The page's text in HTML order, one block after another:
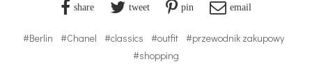
share tweet pin email
#Berlin #Chanel #classics #outfit
#przewodnik zakupowy
#shopping